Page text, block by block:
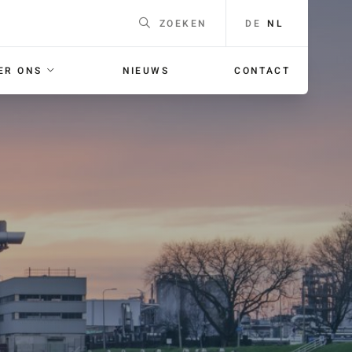
je
met
Telefoonnummer
ZOEKEN DE NL
ONS NIEUWS CONTACT